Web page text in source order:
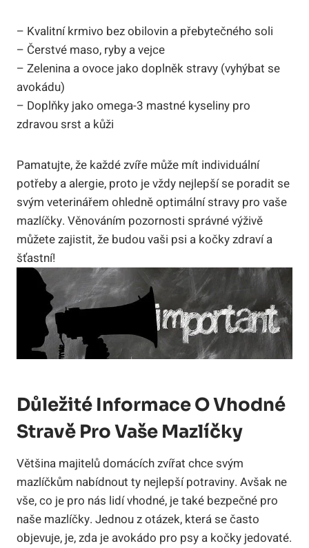
– Kvalitní krmivo bez obilovin a přebytečného soli
– Čerstvé maso, ryby a vejce
– Zelenina a ovoce jako doplněk stravy (vyhýbat se
avokádu)
– Doplňky jako omega-3 mastné kyseliny pro
zdravou srst a kůži
Pamatujte, že každé zvíře může mít individuální
potřeby a alergie, proto je vždy nejlepší se poradit se
svým veterinářem ohledně optimální stravy pro vaše
mazlíčky. Věnováním pozornosti správné výživě
můžete zajistit, že budou vaši psi a kočky zdraví a
šťastní!
Důležité Informace O Vhodné
Stravě Pro Vaše Mazlíčky
Většina majitelů domácích zvířat chce svým
mazlíčkům nabídnout ty nejlepší potraviny. Avšak ne
vše, co je pro nás lidí vhodné, je také bezpečné pro
naše mazlíčky. Jednou z otázek, která se často
objevuje, je, zda je avokádo pro psy a kočky jedovaté.